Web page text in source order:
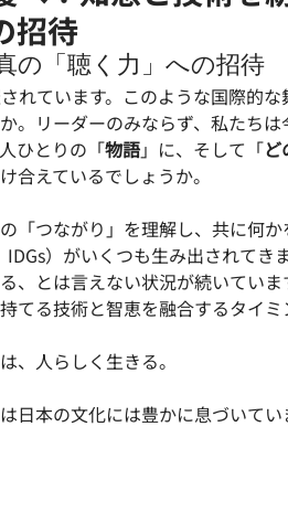
招待
の「聴く力」への招待
れています。このような国際的
。リーダーのみならず、私たち
ひとりの「物語」に、そして「
合えているでしょうか。
「つながり」を理解し、共に何
IDGs）がいくつも生み出されて
、とは言えない状況が続いてい
てる技術と智恵を融合するタイミ
、人らしく生きる。
日本の文化には豊かに息づいてい